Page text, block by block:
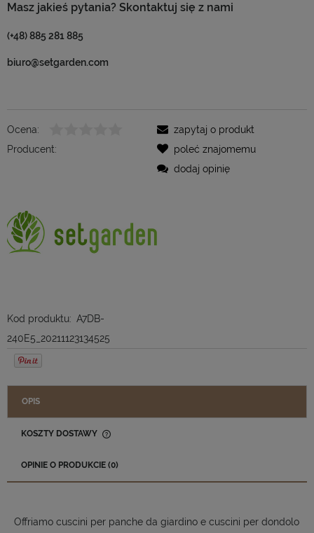
Masz jakieś pytania? Skontaktuj się z nami
(+48) 885 281 885
biuro@setgarden.com
Ocena:
Producent:
Kod produktu: A7DB-
240E5_20211123134525
zapytaj o produkt
poleć znajomemu
dodaj opinię
OPIS
KOSZTY DOSTAWY
OPINIE O PRODUKCIE (0)
Offriamo cuscini per panche da giardino e cuscini per dondolo